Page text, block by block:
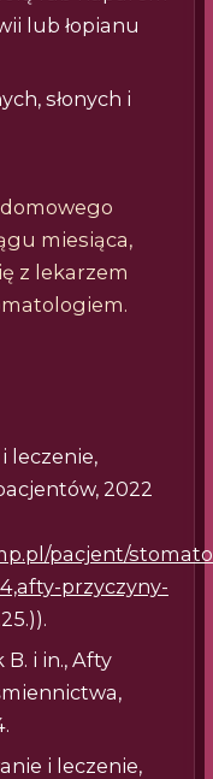
lub łopianu
słonych i
miesiąca,
z lekarzem
leczenie,
2022
pacjent/
przyczyny-
B. i in., Afty
i leczenie,